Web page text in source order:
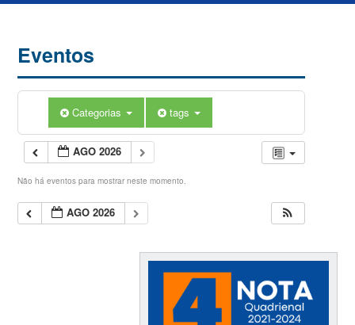
Eventos
Categorias tags
AGO 2026
Não há eventos para mostrar neste momento.
AGO 2026